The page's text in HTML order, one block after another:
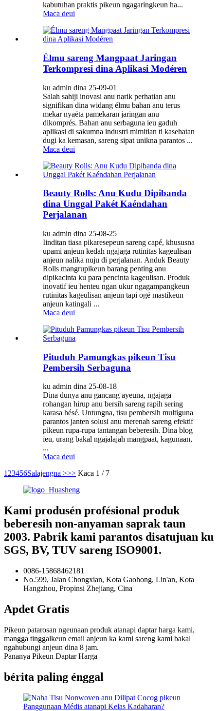
kabutuhan praktis pikeun ngagaringkeun ha...
Maca deui
Élmu sareng Mangpaat Jaringan
Terkompresi dina Aplikasi Modéren
ku admin dina 25-09-01
Salah sahiji inovasi anu narik perhatian anu
signifikan dina widang élmu bahan anu terus
mekar nyaéta pamekaran jaringan anu
dikomprés. Bahan anu serbaguna ieu gaduh
aplikasi di sakumna industri mimitian ti kasehatan
dugi ka kemasan, sareng sipat unikna parantos ...
Maca deui
Beauty Rolls: Anu Kudu Dipibanda
dina Unggal Pakét Kaéndahan
Perjalanan
ku admin dina 25-08-25
Iinditan tiasa pikaresepeun sareng capé, khususna
upami anjeun kedah ngajaga rutinitas kageulisan
anjeun nalika nuju di perjalanan. Anduk Beauty
Rolls mangrupikeun barang penting anu
dipikacinta ku para pencinta kageulisan. Produk
inovatif ieu henteu ngan ukur ngagampangkeun
rutinitas kageulisan anjeun tapi ogé mastikeun
anjeun katingali ...
Maca deui
Pituduh Pamungkas pikeun Tisu
Pembersih Serbaguna
ku admin dina 25-08-18
Dina dunya anu gancang ayeuna, ngajaga
rohangan hirup anu bersih sareng rapih sering
karasa hésé. Untungna, tisu pembersih multiguna
parantos janten solusi anu merenah sareng efektif
pikeun rupa-rupa tantangan beberesih. Dina blog
ieu, urang bakal ngajalajah mangpaat, kagunaan,
...
Maca deui
123456Salajengna >>> Kaca 1 / 7
Kami produsén profésional produk
beberesih non-anyaman saprak taun
2003. Pabrik kami parantos disatujuan ku
SGS, BV, TUV sareng ISO9001.
0086-15868462181
No.599, Jalan Chongxian, Kota Gaohong, Lin'an, Kota
Hangzhou, Propinsi Zhejiang, Cina
Apdet Gratis
Pikeun patarosan ngeunaan produk atanapi daptar harga kami,
mangga tinggalkeun email anjeun ka kami sareng kami bakal
ngahubungi anjeun dina 8 jam.
Pananya Pikeun Daptar Harga
bérita paling énggal